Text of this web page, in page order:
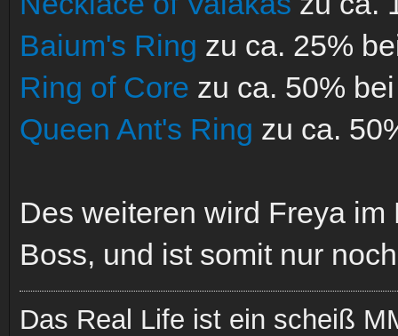
Baium's Ring zu ca. 25%
Ring of Core zu ca. 50%
Queen Ant's Ring zu ca.
Des weiteren wird Freya
Boss, und ist somit nur
Das Real Life ist ein scheiß